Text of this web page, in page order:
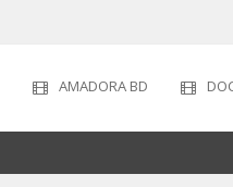
AMADORA BD